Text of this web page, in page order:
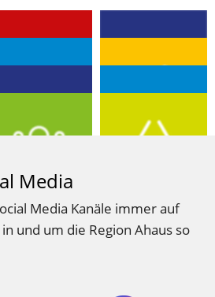
Media
Media Kanäle immer auf
und um die Region Ahaus so